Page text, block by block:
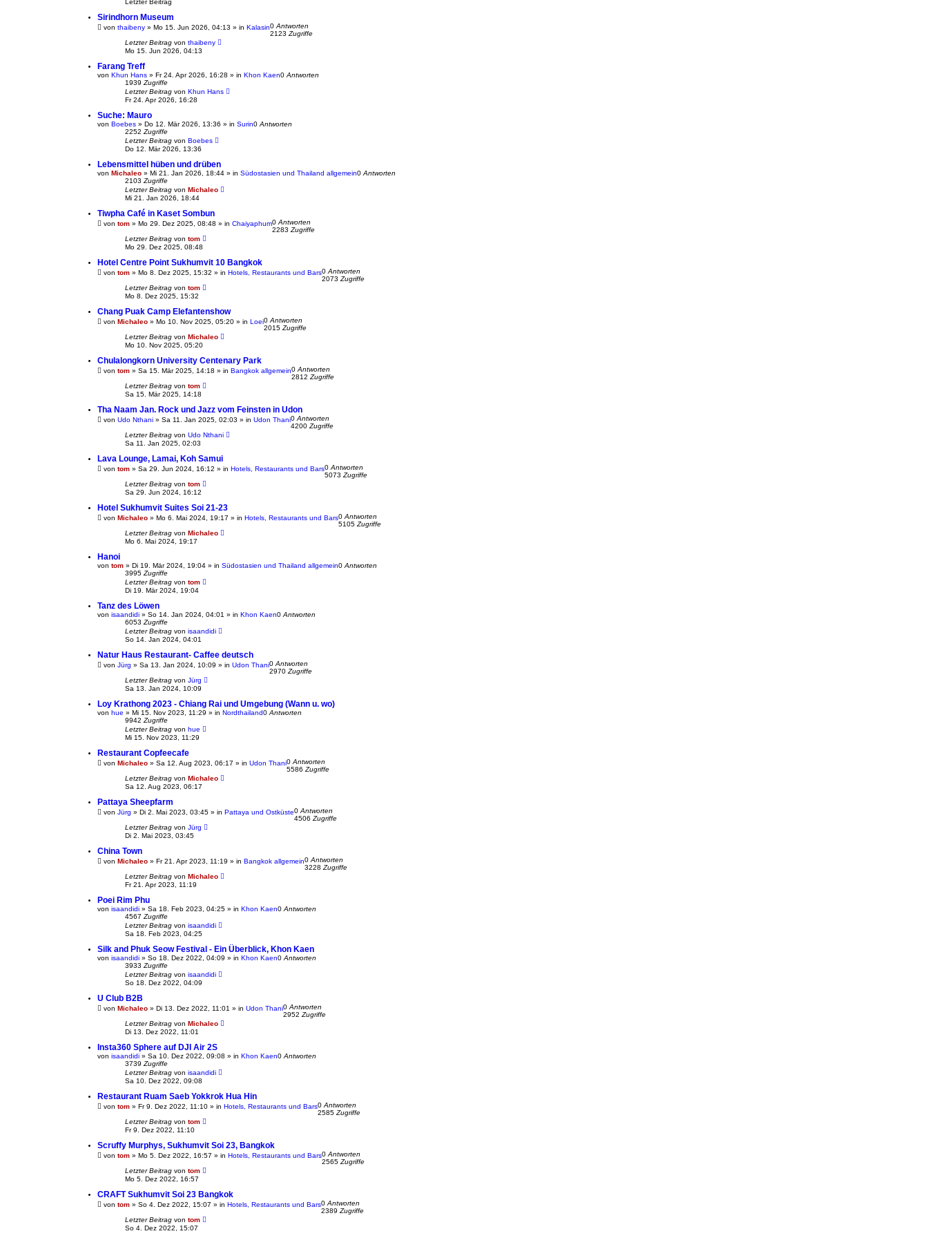
Letzter Beitrag
Sirindhorn Museum
von thaibeny » Mo 15. Jun 2026, 04:13 » in Kalasin0 Antworten
2123 Zugriffe
Letzter Beitrag von thaibeny
Mo 15. Jun 2026, 04:13
Farang Treff
von Khun Hans » Fr 24. Apr 2026, 16:28 » in Khon Kaen0 Antworten
1939 Zugriffe
Letzter Beitrag von Khun Hans
Fr 24. Apr 2026, 16:28
Suche: Mauro
von Boebes » Do 12. Mär 2026, 13:36 » in Surin0 Antworten
2252 Zugriffe
Letzter Beitrag von Boebes
Do 12. Mär 2026, 13:36
Lebensmittel hüben und drüben
von Michaleo » Mi 21. Jan 2026, 18:44 » in Südostasien und Thailand allgemein0 Antworten
2103 Zugriffe
Letzter Beitrag von Michaleo
Mi 21. Jan 2026, 18:44
Tiwpha Café in Kaset Sombun
von tom » Mo 29. Dez 2025, 08:48 » in Chaiyaphum0 Antworten
2283 Zugriffe
Letzter Beitrag von tom
Mo 29. Dez 2025, 08:48
Hotel Centre Point Sukhumvit 10 Bangkok
von tom » Mo 8. Dez 2025, 15:32 » in Hotels, Restaurants und Bars0 Antworten
2073 Zugriffe
Letzter Beitrag von tom
Mo 8. Dez 2025, 15:32
Chang Puak Camp Elefantenshow
von Michaleo » Mo 10. Nov 2025, 05:20 » in Loei0 Antworten
2015 Zugriffe
Letzter Beitrag von Michaleo
Mo 10. Nov 2025, 05:20
Chulalongkorn University Centenary Park
von tom » Sa 15. Mär 2025, 14:18 » in Bangkok allgemein0 Antworten
2812 Zugriffe
Letzter Beitrag von tom
Sa 15. Mär 2025, 14:18
Tha Naam Jan. Rock und Jazz vom Feinsten in Udon
von Udo Nthani » Sa 11. Jan 2025, 02:03 » in Udon Thani0 Antworten
4200 Zugriffe
Letzter Beitrag von Udo Nthani
Sa 11. Jan 2025, 02:03
Lava Lounge, Lamai, Koh Samui
von tom » Sa 29. Jun 2024, 16:12 » in Hotels, Restaurants und Bars0 Antworten
5073 Zugriffe
Letzter Beitrag von tom
Sa 29. Jun 2024, 16:12
Hotel Sukhumvit Suites Soi 21-23
von Michaleo » Mo 6. Mai 2024, 19:17 » in Hotels, Restaurants und Bars0 Antworten
5105 Zugriffe
Letzter Beitrag von Michaleo
Mo 6. Mai 2024, 19:17
Hanoi
von tom » Di 19. Mär 2024, 19:04 » in Südostasien und Thailand allgemein0 Antworten
3995 Zugriffe
Letzter Beitrag von tom
Di 19. Mär 2024, 19:04
Tanz des Löwen
von isaandidi » So 14. Jan 2024, 04:01 » in Khon Kaen0 Antworten
6053 Zugriffe
Letzter Beitrag von isaandidi
So 14. Jan 2024, 04:01
Natur Haus Restaurant- Caffee deutsch
von Jürg » Sa 13. Jan 2024, 10:09 » in Udon Thani0 Antworten
2970 Zugriffe
Letzter Beitrag von Jürg
Sa 13. Jan 2024, 10:09
Loy Krathong 2023 - Chiang Rai und Umgebung (Wann u. wo)
von hue » Mi 15. Nov 2023, 11:29 » in Nordthailand0 Antworten
9942 Zugriffe
Letzter Beitrag von hue
Mi 15. Nov 2023, 11:29
Restaurant Copfeecafe
von Michaleo » Sa 12. Aug 2023, 06:17 » in Udon Thani0 Antworten
5586 Zugriffe
Letzter Beitrag von Michaleo
Sa 12. Aug 2023, 06:17
Pattaya Sheepfarm
von Jürg » Di 2. Mai 2023, 03:45 » in Pattaya und Ostküste0 Antworten
4506 Zugriffe
Letzter Beitrag von Jürg
Di 2. Mai 2023, 03:45
China Town
von Michaleo » Fr 21. Apr 2023, 11:19 » in Bangkok allgemein0 Antworten
3228 Zugriffe
Letzter Beitrag von Michaleo
Fr 21. Apr 2023, 11:19
Poei Rim Phu
von isaandidi » Sa 18. Feb 2023, 04:25 » in Khon Kaen0 Antworten
4567 Zugriffe
Letzter Beitrag von isaandidi
Sa 18. Feb 2023, 04:25
Silk and Phuk Seow Festival - Ein Überblick, Khon Kaen
von isaandidi » So 18. Dez 2022, 04:09 » in Khon Kaen0 Antworten
3933 Zugriffe
Letzter Beitrag von isaandidi
So 18. Dez 2022, 04:09
U Club B2B
von Michaleo » Di 13. Dez 2022, 11:01 » in Udon Thani0 Antworten
2952 Zugriffe
Letzter Beitrag von Michaleo
Di 13. Dez 2022, 11:01
Insta360 Sphere auf DJI Air 2S
von isaandidi » Sa 10. Dez 2022, 09:08 » in Khon Kaen0 Antworten
3739 Zugriffe
Letzter Beitrag von isaandidi
Sa 10. Dez 2022, 09:08
Restaurant Ruam Saeb Yokkrok Hua Hin
von tom » Fr 9. Dez 2022, 11:10 » in Hotels, Restaurants und Bars0 Antworten
2585 Zugriffe
Letzter Beitrag von tom
Fr 9. Dez 2022, 11:10
Scruffy Murphys, Sukhumvit Soi 23, Bangkok
von tom » Mo 5. Dez 2022, 16:57 » in Hotels, Restaurants und Bars0 Antworten
2565 Zugriffe
Letzter Beitrag von tom
Mo 5. Dez 2022, 16:57
CRAFT Sukhumvit Soi 23 Bangkok
von tom » So 4. Dez 2022, 15:07 » in Hotels, Restaurants und Bars0 Antworten
2389 Zugriffe
Letzter Beitrag von tom
So 4. Dez 2022, 15:07